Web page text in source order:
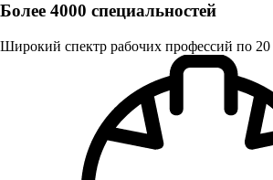
Более 4000 специальностей
Широкий спектр рабочих профессий по